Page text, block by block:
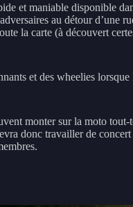
et maniable disponible
au détour d’une
la carte (à découvert
et des wheelies lorsque
monter sur la moto tout-
donc travailler de